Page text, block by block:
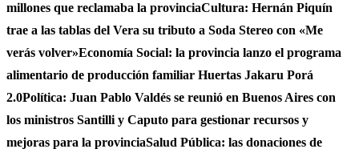
millones que reclamaba la provinciaCultura: Hernán Piquín
trae a las tablas del Vera su tributo a Soda Stereo con «Me
verás volver»Economía Social: la provincia lanzo el programa
alimentario de producción familiar Huertas Jakaru Porá
2.0Política: Juan Pablo Valdés se reunió en Buenos Aires con
los ministros Santilli y Caputo para gestionar recursos y
mejoras para la provinciaSalud Pública: las donaciones de